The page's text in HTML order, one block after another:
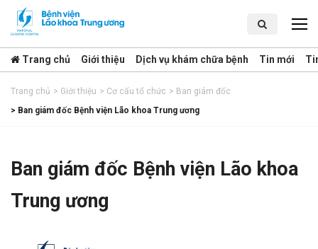
Trang chủ Giới thiệu Dịch vụ khám chữa bệnh Tin mới
Trang chủ > Giới thiệu > Cơ cấu tổ chức > Ban giám đốc
> Ban giám đốc Bệnh viện Lão khoa Trung ương
Ban giám đốc Bệnh viện Lão khoa
Trung ương